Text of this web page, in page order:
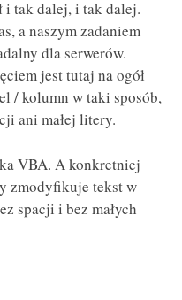
i tak dalej, i tak dalej.
a naszym zadaniem
dla serwerów.
jest tutaj na ogół
/ kolumn w taki sposób,
ani małej litery.
VBA. A konkretniej
zmodyfikuje tekst w
spacji i bez małych